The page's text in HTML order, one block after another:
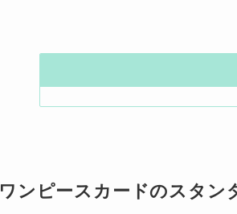
ワンピースカードのスタン